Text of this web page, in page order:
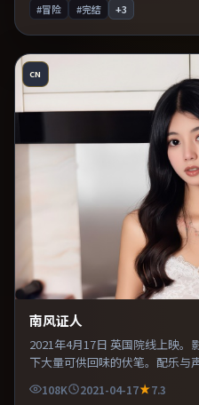
#冒险 #完结 +3
CN
南风证人
2021年4月17日 英国院线上映
下大量可供回味的伏笔。配乐与
易沉浸其中。适合喜欢现实主义
108K 2021-04-17
7.3